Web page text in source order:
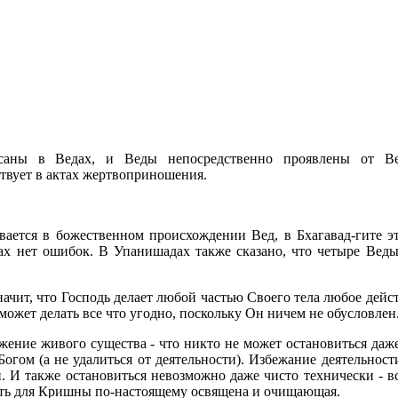
в Ведах, и Веды непосредственно проявлены от
в актах жертвоприношения.
в божественном происхождении Вед, в Бхагавад-гите
нет ошибок. В Упанишадах также сказано, что четыре
что Господь делает любой частью Своего тела любое
делать все что угодно, поскольку Он ничем не
живого существа - что никто не может остановиться
(а не удалиться от деятельности). Избежание
И также остановиться невозможно даже чисто технически
для Кришны по-настоящему освящена и очищающая.